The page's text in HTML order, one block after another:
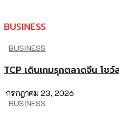
BUSINESS
BUSINESS
TCP เดินเกมรุกตลาดจีน โช
กรกฎาคม 23, 2026
BUSINESS